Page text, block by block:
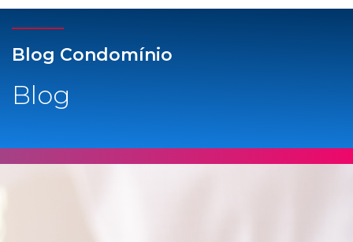
Blog Condomínio
Blog